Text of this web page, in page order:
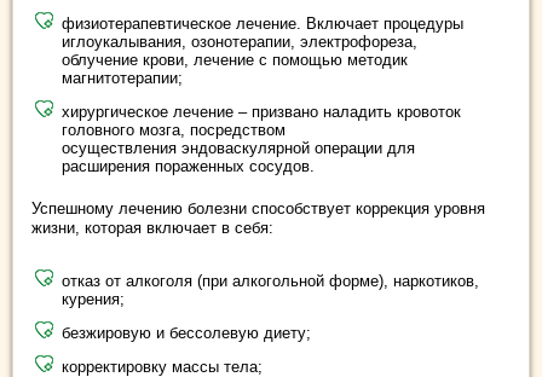
физиотерапевтическое лечение. Включает процедуры
иглоукалывания, озонотерапии, электрофореза,
облучение крови, лечение с помощью методик
магнитотерапии;
хирургическое лечение – призвано наладить кровоток
головного мозга, посредством
осуществления эндоваскулярной операции для
расширения пораженных сосудов.
Успешному лечению болезни способствует коррекция уровня
жизни, которая включает в себя:
отказ от алкоголя (при алкогольной форме), наркотиков,
курения;
безжировую и бессолевую диету;
корректировку массы тела;